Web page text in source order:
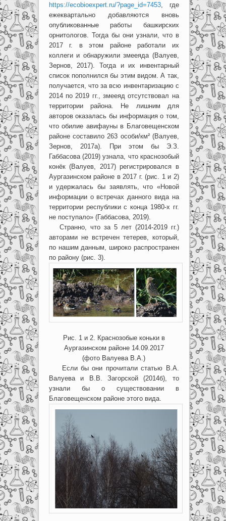
https://ecobioexpert.ru/?page_id=7453, где
ежеквартально добавляются вновь
опубликованные работы башкирских
орнитологов. Тогда бы они узнали, что в
2017 г. в этом районе работали их
коллеги и обнаружили змееяда (Валуев,
Зернов, 2017). Тогда и их инвентарный
список пополнился бы этим видом. А так,
получается, что за всю инвентаризацию с
2014 по 2019 гг., змееяд отсутствовал на
территории района. Не лишним для
авторов оказалась бы информация о том,
что обилие авифауны в Благовещенском
районе составило 263 особи/км² (Валуев,
Зернов, 2017а). При этом бы Э.З.
Габбасова (2019) узнала, что краснозобый
конёк (Валуев, 2017) регистрировался в
Аургазинском районе в 2017 г. (рис. 1 и 2)
и удержалась бы заявлять, что «Новой
информации о встречах данного вида на
территории республики с конца 1980-х гг.
не поступало» (Габбасова, 2019).
Странно, что за 5 лет (2014-2019 гг.)
авторами не встречен тетерев, который,
по нашим данным, широко распространен
по району (рис. 3).
Рис. 1 и 2. Краснозобые коньки в
Аургазинском районе 14.09.2017
(фото Валуева В.А.)
Если бы они прочитали статью В.А.
Валуева и В.В. Загорской (2014б), то
узнали бы о существовании в
Благовещенском районе этого вида.